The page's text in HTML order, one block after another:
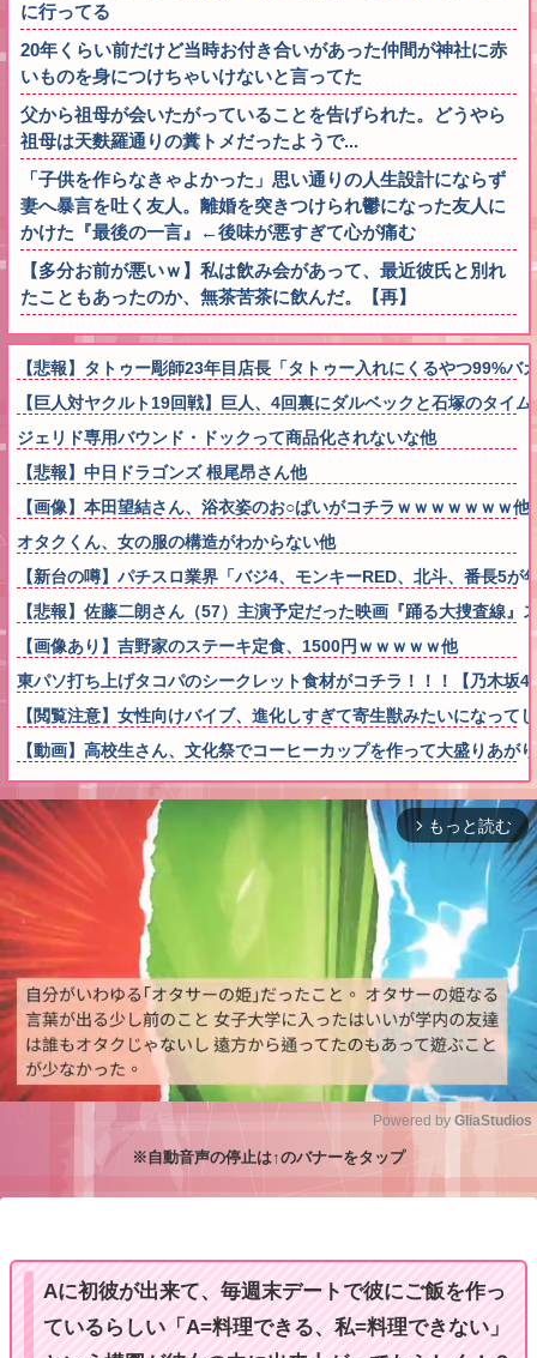
に行ってる
20年くらい前だけど当時お付き合いがあった仲間が神社に赤
いものを身につけちゃいけないと言ってた
父から祖母が会いたがっていることを告げられた。どうやら
祖母は天麩羅通りの糞トメだったようで...
「子供を作らなきゃよかった」思い通りの人生設計にならず
妻へ暴言を吐く友人。離婚を突きつけられ鬱になった友人に
かけた『最後の一言』←後味が悪すぎて心が痛む
【多分お前が悪いｗ】私は飲み会があって、最近彼氏と別れ
たこともあったのか、無茶苦茶に飲んだ。【再】
【悲報】タトゥー彫師23年目店長「タトゥー入れにくるやつ99%バ
【巨人対ヤクルト19回戦】巨人、4回裏にダルベックと石塚のタイ
ジェリド専用バウンド・ドックって商品化されないな他
【悲報】中日ドラゴンズ 根尾昂さん他
【画像】本田望結さん、浴衣姿のお○ぱいがコチラｗｗｗｗｗｗｗ他
オタクくん、女の服の構造がわからない他
【新台の噂】パチスロ業界「バジ4、モンキーRED、北斗、番長5
【悲報】佐藤二朗さん（57）主演予定だった映画『踊る大捜査線
【画像あり】吉野家のステーキ定食、1500円ｗｗｗｗｗ他
東パソ打ち上げタコパのシークレット食材がコチラ！！！【乃木坂
【閲覧注意】女性向けバイブ、進化しすぎて寄生獣みたいになって
【動画】高校生さん、文化祭でコーヒーカップを作って大盛りあ
arrow_forward_ios もっと読む
Powered by GliaStudios
※自動音声の停止は↑のバナーをタップ
Aに初彼が出来て、毎週末デートで彼にご飯を作っ
ているらしい「A=料理できる、私=料理できない」